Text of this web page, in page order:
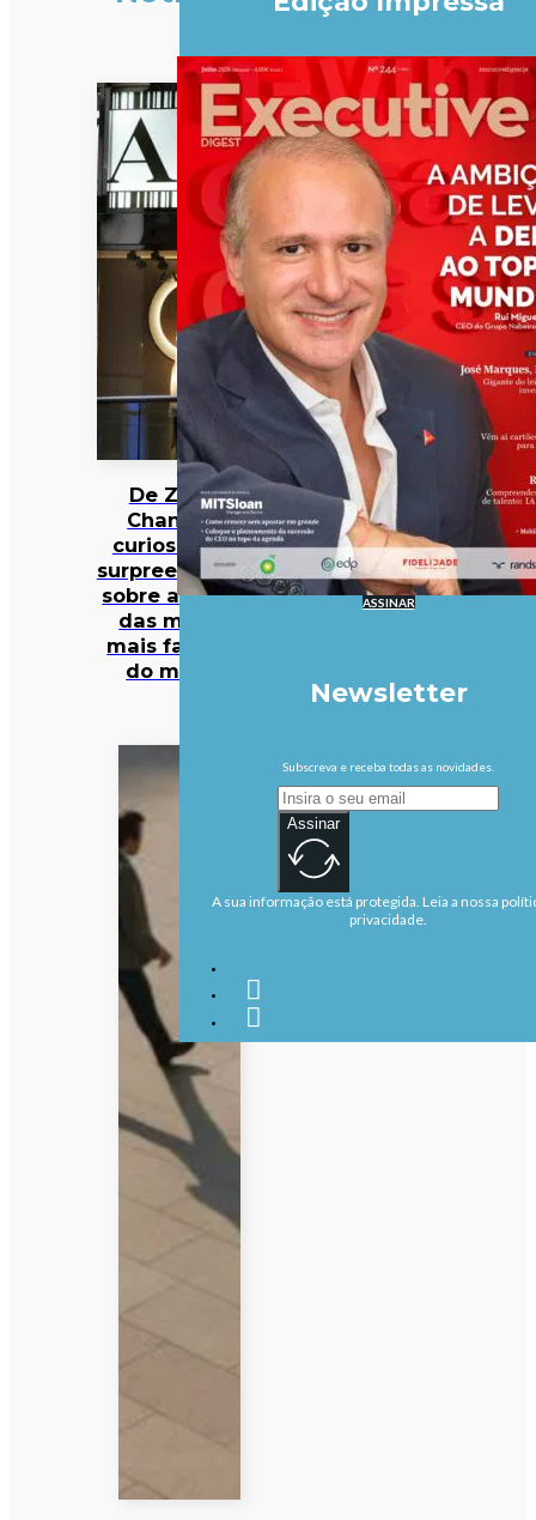
De Zara a
Chanel: 12
curiosidades
surpreendentes
sobre algumas
das marcas
mais famosas
do mundo
ASSINAR
Newsletter
Subscreva e receba todas as novidades.
Assinar
A sua informação está protegida. Leia a nossa
privacidade.